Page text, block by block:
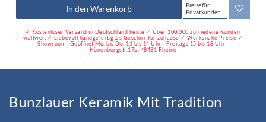
In den Warenkorb
Preise für
Privatkunden
✓ Kostenloser Versand in Deutschland heute ✓ Über 100.000 zufriedene Kunden
weltweit ✓ Liebevoll handgefertigtes Geschirr für zuhause ✓ Werksnahe Preise ✓
Showroom : Geöffnet Mo. bis Do. 11 bis 14 Uhr - Freitags 15 bis 18 Uhr -
Hünenborgstr.17b, 48431 Rheine
Bunzlauer Keramik Mit Tradition